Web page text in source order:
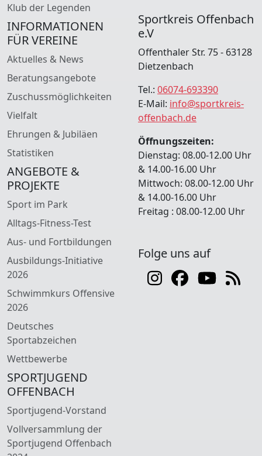
Klub der Legenden
INFORMATIONEN
FÜR VEREINE
Aktuelles & News
Beratungsangebote
Zuschussmöglichkeiten
Vielfalt
Ehrungen & Jubiläen
Statistiken
ANGEBOTE &
PROJEKTE
Sport im Park
Alltags-Fitness-Test
Aus- und Fortbildungen
Ausbildungs-Initiative
2026
Schwimmkurs Offensive
2026
Deutsches
Sportabzeichen
Wettbewerbe
SPORTJUGEND
OFFENBACH
Sportjugend-Vorstand
Vollversammlung der
Sportjugend Offenbach
Sportkreis Offenbach
e.V
Offenthaler Str. 75 - 63128
Dietzenbach
Tel.: 06074-693390
E-Mail: info@sportkreis-
offenbach.de
Öffnungszeiten:
Dienstag: 08.00-12.00 Uhr
& 14.00-16.00 Uhr
Mittwoch: 08.00-12.00 Uhr
& 14.00-16.00 Uhr
Freitag : 08.00-12.00 Uhr
Folge uns auf